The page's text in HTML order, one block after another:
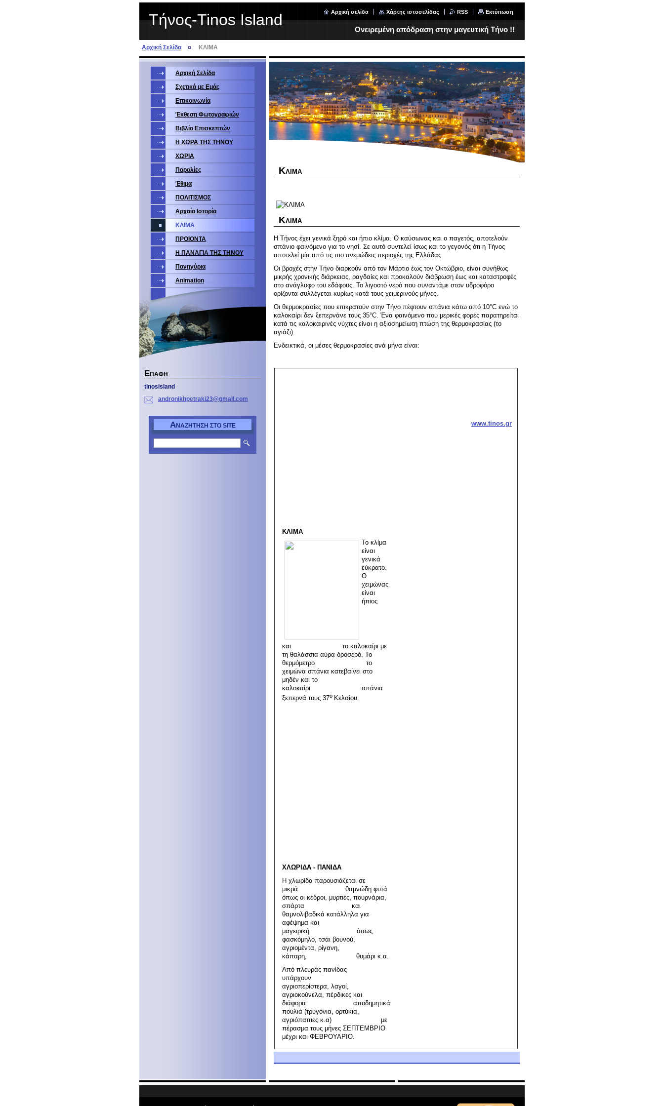
Τήνος-Tinos Island Αρχική σελίδα Χάρτης ιστοσελίδας RSS Εκτύπωση
Ονειρεμένη απόδραση στην μαγευτική Τήνο !!
Αρχική Σελίδα ΚΛΙΜΑ
ΚΛΙΜΑ
ΚΛΙΜΑ
Η Τήνος έχει γενικά ξηρό και ήπιο κλίμα. Ο καύσωνας και ο παγετός, αποτελούν
σπάνιο φαινόμενο για το νησί. Σε αυτό συντελεί ίσως και το γεγονός ότι η Τήνος
αποτελεί μία από τις πιο ανεμώδεις περιοχές της Ελλάδας.
Οι βροχές στην Τήνο διαρκούν από τον Μάρτιο έως τον Οκτώβριο, είναι συνήθως
μικρής χρονικής διάρκειας, ραγδαίες και προκαλούν διάβρωση έως και καταστροφές
στο ανάγλυφο του εδάφους. Το λιγοστό νερό που συναντάμε στον υδροφόρο
ορίζοντα συλλέγεται κυρίως κατά τους χειμερινούς μήνες.
Οι θερμοκρασίες που επικρατούν στην Τήνο πέφτουν σπάνια κάτω από 10°C ενώ το
καλοκαίρι δεν ξεπερνάνε τους 35°C. Ένα φαινόμενο που μερικές φορές παρατηρείται
κατά τις καλοκαιρινές νύχτες είναι η αξιοσημείωτη πτώση της θερμοκρασίας (το
αγιάζι).
Ενδεικτικά, οι μέσες θερμοκρασίες ανά μήνα είναι:
ΚΛΙΜΑ
Το κλίμα
είναι
γενικά
εύκρατο.
Ο
χειμώνας
είναι
ήπιος
και το καλοκαίρι με
τη θαλάσσια αύρα δροσερό. Το
θερμόμετρο το
χειμώνα σπάνια κατεβαίνει στο
μηδέν και το
καλοκαίρι σπάνια
ξεπερνά τους 37ο Κελσίου.
ΧΛΩΡΙΔΑ - ΠΑΝΙΔΑ
Η χλωρίδα παρουσιάζεται σε
μικρά θαμνώδη φυτά
όπως οι κέδροι, μυρτιές, πουρνάρια,
σπάρτα και
θαμνολιβαδικά κατάλληλα για
αφέψημα και
μαγειρική όπως
φασκόμηλο, τσάι βουνού,
αγριομέντα, ρίγανη,
κάπαρη, θυμάρι κ.α.
Από πλευράς πανίδας
υπάρχουν
αγριοπερίστερα, λαγοί,
αγριοκούνελα, πέρδικες και
διάφορα αποδημητικά
πουλιά (τρυγόνια, ορτύκια,
αγριόπαπιες κ.α) με
πέρασμα τους μήνες ΣΕΠΤΕΜΒΡΙΟ
μέχρι και ΦΕΒΡΟΥΑΡΙΟ.
www.tinos.gr
Αρχική Σελίδα
Σχετικά με Eμάς
Επικοινωνία
Έκθεση Φωτογραφιών
Βιβλίο Επισκεπτών
Η ΧΩΡΑ ΤΗΣ ΤΗΝΟΥ
ΧΩΡΙΑ
Παραλίες
Έθιμα
ΠΟΛΙΤΙΣΜΟΣ
Αρχαία Ιστορία
ΚΛΙΜΑ
ΠΡΟΙΟΝΤΑ
Η ΠΑΝΑΓΙΑ ΤΗΣ ΤΗΝΟΥ
Πανηγύρια
Animation
ΕΠΑΦΉ
tinosisland
andronikhpetraki23@gmail .com
ΑΝΑΖΉΤΗΣΗ ΣΤΟ SITE